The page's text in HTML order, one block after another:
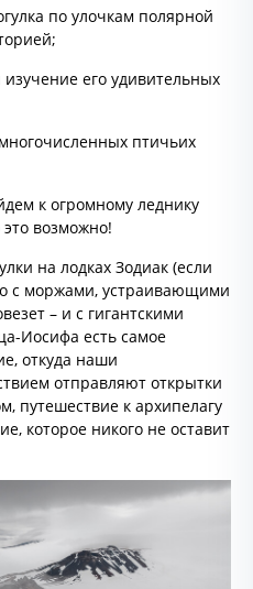
по улочкам полярной
его удивительных
птичьих
к огромному леднику
это возможно!
на лодках Зодиак (если
с моржами, устраивающими
– и с гигантскими
Иосифа есть самое
откуда наши
отправляют открытки
путешествие к архипелагу
которое никого не оставит